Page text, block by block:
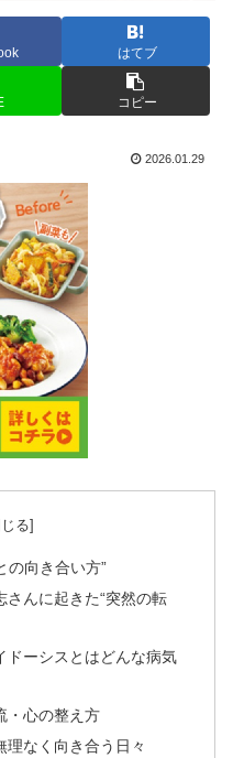
はてブ
コピー
2026.01.29
の向き合い方”
んに起きた“突然の転
ドーシスとはどんな病気
・心の整え方
なく向き合う日々